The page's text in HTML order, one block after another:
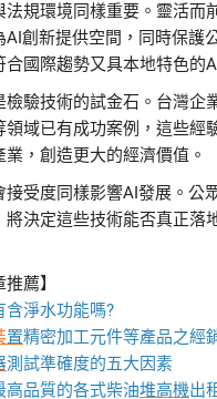
法規環境同樣重要。靈活而
AI創新提供空間，同時保護
合國際趨勢又具本地特色的
檢驗技術的試金石。台灣企
領域已有成功案例，這些經
業，創造更大的經濟價值。
接受度同樣影響AI發展。公
將決定這些技術能否真正落
推薦】
含淨水功能嗎?
置精密加工元件等產品之經
測試準確度的五大因素
高品質的各式柴油堆高機出